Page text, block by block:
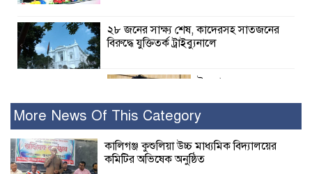
২৮ জনের সাক্ষ্য শেষ, কাদেরসহ সাতজনের
বিরুদ্ধে যুক্তিতর্ক ট্রাইব্যুনালে
ইসলামের সবচেয়ে
নুর
পাঁচ মাসে সরকারের দোষ দিচ্ছেন, আপনারা
More News Of This Category
কালিগঞ্জ কুশুলিয়া উচ্চ মাধ্যমিক বিদ্যালয়ের
কমিটির অভিষেক অনুষ্ঠিত